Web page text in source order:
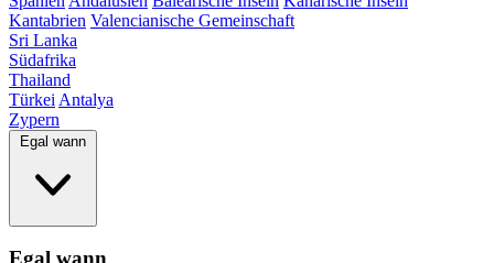
Kantabrien Valencianische Gemeinschaft
Sri Lanka
Südafrika
Thailand
Türkei Antalya
Zypern
Egal wann